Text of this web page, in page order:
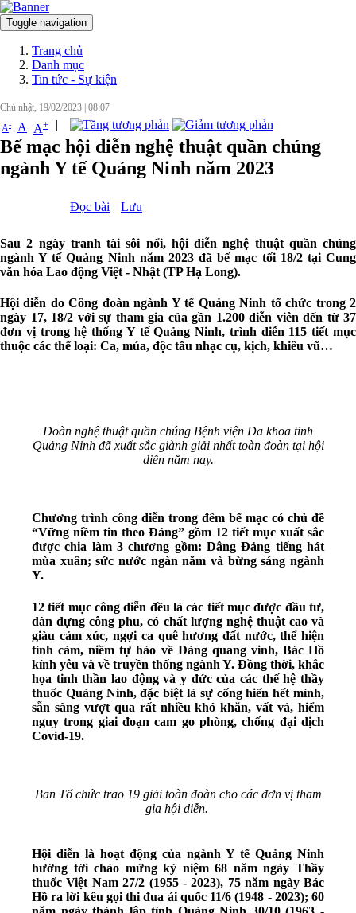
Toggle navigation
Trang chủ
Danh mục
Tin tức - Sự kiện
Chủ nhật, 19/02/2023 08:07
A- A A+ |
Bế mạc hội diễn nghệ thuật quần chúng
ngành Y tế Quảng Ninh năm 2023
Đọc bài Lưu
Sau 2 ngày tranh tài sôi nổi, hội diễn nghệ thuật quần chúng
ngành Y tế Quảng Ninh năm 2023 đã bế mạc tối 18/2 tại Cung
văn hóa Lao động Việt - Nhật (TP Hạ Long).
Hội diễn do Công đoàn ngành Y tế Quảng Ninh tổ chức trong 2
ngày 17, 18/2 với sự tham gia của gần 1.200 diễn viên đến từ 37
đơn vị trong hệ thống Y tế Quảng Ninh, trình diễn 115 tiết mục
thuộc các thể loại: Ca, múa, độc tấu nhạc cụ, kịch, khiêu vũ…
Đoàn nghệ thuật quần chúng Bệnh viện Đa khoa tỉnh
Quảng Ninh đã xuất sắc giành giải nhất toàn đoàn tại hội
diễn năm nay.
Chương trình công diễn trong đêm bế mạc có chủ đề
“Vững niềm tin theo Đảng” gồm 12 tiết mục xuất sắc
được chia làm 3 chương gồm: Dâng Đảng tiếng hát
mùa xuân; sức nước ngàn năm và bừng sáng ngành
Y.
12 tiết mục công diễn đều là các tiết mục được đầu tư,
dàn dựng công phu, có chất lượng nghệ thuật cao và
giàu cảm xúc, ngợi ca quê hương đất nước, thể hiện
tình cảm, niềm tự hào về Đảng quang vinh, Bác Hồ
kính yêu và về truyền thống ngành Y. Đồng thời, khắc
họa tinh thần lao động và y đức của các thế hệ thầy
thuốc Quảng Ninh, đặc biệt là sự cống hiến hết mình,
sẵn sàng vượt qua rất nhiều khó khăn, vất vả, hiểm
nguy trong giai đoạn cam go phòng, chống đại dịch
Covid-19.
Ban Tổ chức trao 19 giải toàn đoàn cho các đơn vị tham
gia hội diễn.
Hội diễn là hoạt động của ngành Y tế Quảng Ninh
hướng tới chào mừng kỷ niệm 68 năm ngày Thầy
thuốc Việt Nam 27/2 (1955 - 2023), 75 năm ngày Bác
Hồ ra lời kêu gọi thi đua ái quốc 11/6 (1948 - 2023); 60